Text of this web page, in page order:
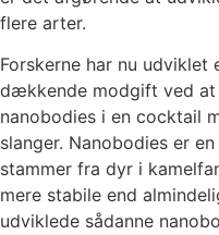
flere arter.
Forskerne har nu
dækkende modgift ved
nanobodies i en cocktail
slanger. Nanobodies er
stammer fra dyr i
mere stabile end
udviklede sådanne